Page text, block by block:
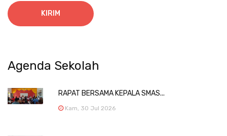
KIRIM
Agenda Sekolah
RAPAT BERSAMA KEPALA SMAS...
Kam, 30 Jul 2026